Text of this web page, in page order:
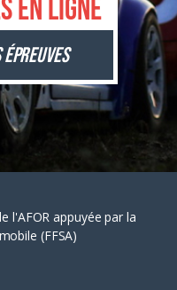
en ligne
l'AFOR appuyée par la
(FFSA)